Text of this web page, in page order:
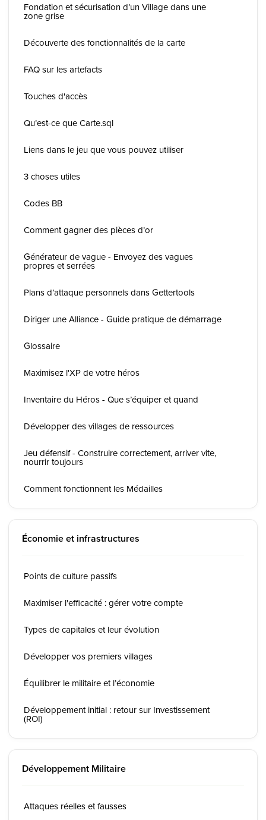
Fondation et sécurisation d’un Village dans une
zone grise
Découverte des fonctionnalités de la carte
FAQ sur les artefacts
Touches d'accès
Qu’est-ce que Carte.sql
Liens dans le jeu que vous pouvez utiliser
3 choses utiles
Codes BB
Comment gagner des pièces d’or
Générateur de vague - Envoyez des vagues
propres et serrées
Plans d’attaque personnels dans Gettertools
Diriger une Alliance - Guide pratique de démarrage
Glossaire
Maximisez l'XP de votre héros
Inventaire du Héros - Que s’équiper et quand
Développer des villages de ressources
Jeu défensif - Construire correctement, arriver vite,
nourrir toujours
Comment fonctionnent les Médailles
Économie et infrastructures
Points de culture passifs
Maximiser l'efficacité : gérer votre compte
Types de capitales et leur évolution
Développer vos premiers villages
Équilibrer le militaire et l’économie
Développement initial : retour sur Investissement
(ROI)
Développement Militaire
Attaques réelles et fausses